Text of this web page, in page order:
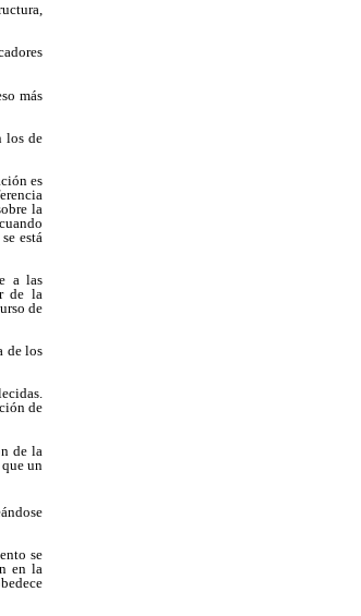
más
los de
es
la
está
a las
de la
de
de los
de
de la
un
se
en la